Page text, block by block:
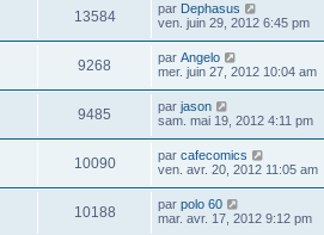
13584 par Dephasus
ven. juin 29, 2012 6:45 pm
9268 par Angelo
mer. juin 27, 2012 10:04 am
9485 par jason
sam. mai 19, 2012 4:11 pm
10090 par cafecomics
ven. avr. 20, 2012 11:05 am
10188 par polo 60
mar. avr. 17, 2012 9:12 pm